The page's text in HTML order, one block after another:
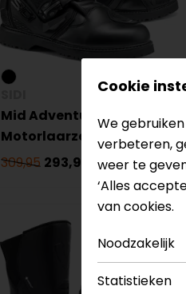
Mid Adventure Gore-Tex
Motorlaarzen
309,95 293,99
Cookie
We
verbeteren,
weer te
‘Alles
van cookies.
Noodzakelijk
Statistieken